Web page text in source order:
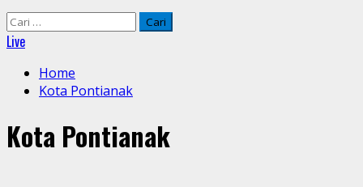
Cari
untuk:
Live
Home
Kota Pontianak
Kota Pontianak